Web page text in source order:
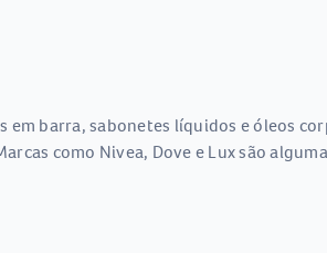
barra, sabonetes líquidos e óleos
como Nivea, Dove e Lux são